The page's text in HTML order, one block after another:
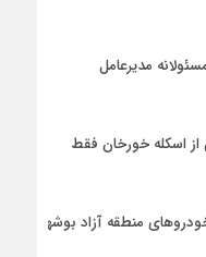
مدیرعامل
از اسکله خورخان فقط
منطقه آزاد بوشهر